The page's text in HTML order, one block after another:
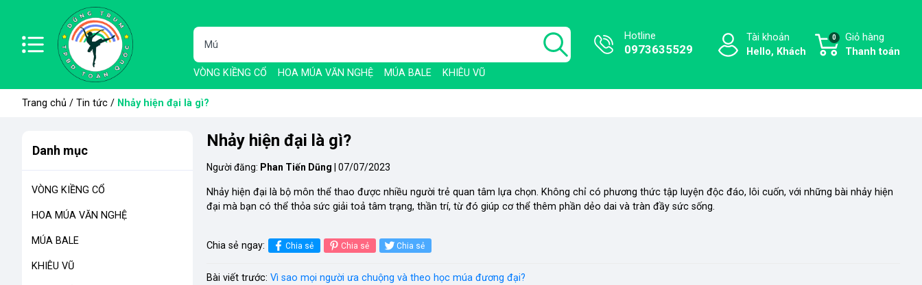
VÒNG KIỀNG CỔ HOA MÚA VĂN NGHỆ MÚA BALE KHIÊU VŨ
Hotline
0973635529
Tài khoản
Hello, Khách
Giỏ hàng
Thanh toán
0
Trang chủ / Tin tức / Nhảy hiện đại là gì?
Nhảy hiện đại là gì?
Người đăng: Phan Tiến Dũng 07/07/2023
Nhảy hiện đại là bộ môn thể thao được nhiều người trẻ quan tâm lựa chọn. Không chỉ có phương thức tập luyện độc đáo, lôi cuốn, với những bài nhảy hiện
đại mà bạn có thể thỏa sức giải toả tâm trạng, thần trí, từ đó giúp cơ thể thêm phần dẻo dai và tràn đầy sức sống.
Chia sẻ ngay: Chia sẻ Chia sẻ Chia sẻ
Bài viết trước: Vì sao mọi người ưa chuộng và theo học múa đương đại?
Danh mục
VÒNG KIỀNG CỔ
HOA MÚA VĂN NGHỆ
MÚA BALE
KHIÊU VŨ